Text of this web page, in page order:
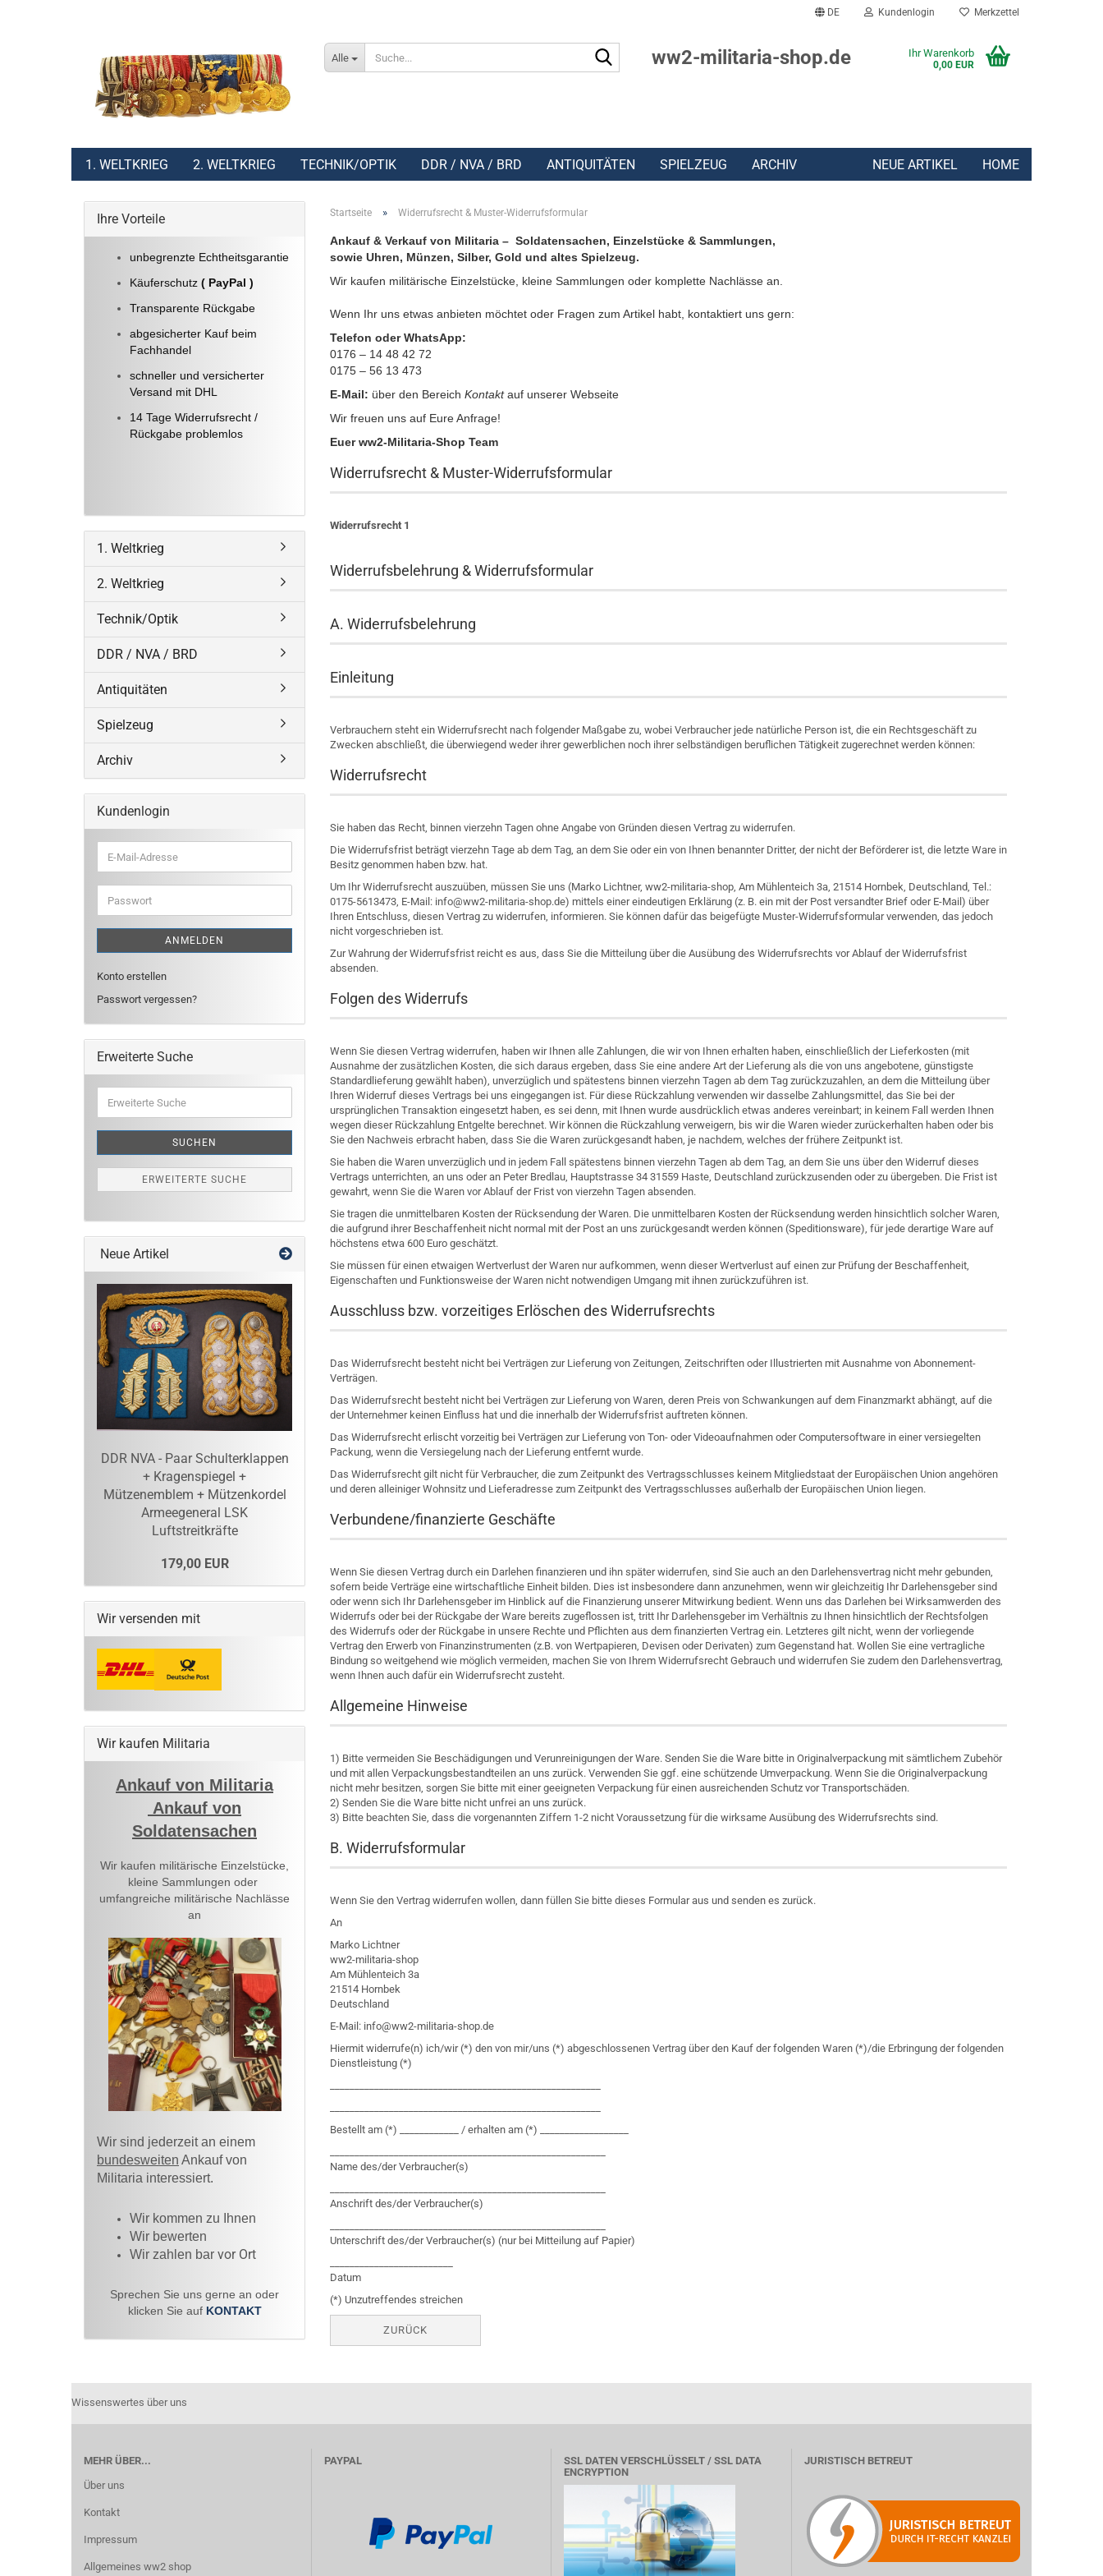
DE Kundenlogin Merkzettel
Alle ww2-militaria-shop.de Ihr Warenkorb
0,00 EUR
1. WELTKRIEG 2. WELTKRIEG TECHNIK/OPTIK DDR / NVA / BRD ANTIQUITÄTEN SPIELZEUG ARCHIV NEUE ARTIKEL HOME
Startseite » Widerrufsrecht & Muster-Widerrufsformular
Ankauf & Verkauf von Militaria – Soldatensachen, Einzelstücke & Sammlungen,
sowie Uhren, Münzen, Silber, Gold und altes Spielzeug.
Wir kaufen militärische Einzelstücke, kleine Sammlungen oder komplette Nachlässe an.
Wenn Ihr uns etwas anbieten möchtet oder Fragen zum Artikel habt, kontaktiert uns gern:
Telefon oder WhatsApp:
0176 – 14 48 42 72
0175 – 56 13 473
E-Mail: über den Bereich Kontakt auf unserer Webseite
Wir freuen uns auf Eure Anfrage!
Euer ww2-Militaria-Shop Team
Widerrufsrecht & Muster-Widerrufsformular
Widerrufsrecht 1
Widerrufsbelehrung & Widerrufsformular
A. Widerrufsbelehrung
Einleitung
Verbrauchern steht ein Widerrufsrecht nach folgender Maßgabe zu, wobei Verbraucher jede natürliche Person ist, die ein Rechtsgeschäft zu
Zwecken abschließt, die überwiegend weder ihrer gewerblichen noch ihrer selbständigen beruflichen Tätigkeit zugerechnet werden können:
Widerrufsrecht
Sie haben das Recht, binnen vierzehn Tagen ohne Angabe von Gründen diesen Vertrag zu widerrufen.
Die Widerrufsfrist beträgt vierzehn Tage ab dem Tag, an dem Sie oder ein von Ihnen benannter Dritter, der nicht der Beförderer ist, die letzte Ware in
Besitz genommen haben bzw. hat.
Um Ihr Widerrufsrecht auszuüben, müssen Sie uns (Marko Lichtner, ww2-militaria-shop, Am Mühlenteich 3a, 21514 Hornbek, Deutschland, Tel.:
0175-5613473, E-Mail: info@ww2-militaria-shop.de) mittels einer eindeutigen Erklärung (z. B. ein mit der Post versandter Brief oder E-Mail) über
Ihren Entschluss, diesen Vertrag zu widerrufen, informieren. Sie können dafür das beigefügte Muster-Widerrufsformular verwenden, das jedoch
nicht vorgeschrieben ist.
Zur Wahrung der Widerrufsfrist reicht es aus, dass Sie die Mitteilung über die Ausübung des Widerrufsrechts vor Ablauf der Widerrufsfrist
absenden.
Folgen des Widerrufs
Wenn Sie diesen Vertrag widerrufen, haben wir Ihnen alle Zahlungen, die wir von Ihnen erhalten haben, einschließlich der Lieferkosten (mit
Ausnahme der zusätzlichen Kosten, die sich daraus ergeben, dass Sie eine andere Art der Lieferung als die von uns angebotene, günstigste
Standardlieferung gewählt haben), unverzüglich und spätestens binnen vierzehn Tagen ab dem Tag zurückzuzahlen, an dem die Mitteilung über
Ihren Widerruf dieses Vertrags bei uns eingegangen ist. Für diese Rückzahlung verwenden wir dasselbe Zahlungsmittel, das Sie bei der
ursprünglichen Transaktion eingesetzt haben, es sei denn, mit Ihnen wurde ausdrücklich etwas anderes vereinbart; in keinem Fall werden Ihnen
wegen dieser Rückzahlung Entgelte berechnet. Wir können die Rückzahlung verweigern, bis wir die Waren wieder zurückerhalten haben oder bis
Sie den Nachweis erbracht haben, dass Sie die Waren zurückgesandt haben, je nachdem, welches der frühere Zeitpunkt ist.
Sie haben die Waren unverzüglich und in jedem Fall spätestens binnen vierzehn Tagen ab dem Tag, an dem Sie uns über den Widerruf dieses
Vertrags unterrichten, an uns oder an Peter Bredlau, Hauptstrasse 34 31559 Haste, Deutschland zurückzusenden oder zu übergeben. Die Frist ist
gewahrt, wenn Sie die Waren vor Ablauf der Frist von vierzehn Tagen absenden.
Sie tragen die unmittelbaren Kosten der Rücksendung der Waren. Die unmittelbaren Kosten der Rücksendung werden hinsichtlich solcher Waren,
die aufgrund ihrer Beschaffenheit nicht normal mit der Post an uns zurückgesandt werden können (Speditionsware), für jede derartige Ware auf
höchstens etwa 600 Euro geschätzt.
Sie müssen für einen etwaigen Wertverlust der Waren nur aufkommen, wenn dieser Wertverlust auf einen zur Prüfung der Beschaffenheit,
Eigenschaften und Funktionsweise der Waren nicht notwendigen Umgang mit ihnen zurückzuführen ist.
Ausschluss bzw. vorzeitiges Erlöschen des Widerrufsrechts
Das Widerrufsrecht besteht nicht bei Verträgen zur Lieferung von Zeitungen, Zeitschriften oder Illustrierten mit Ausnahme von Abonnement-
Verträgen.
Das Widerrufsrecht besteht nicht bei Verträgen zur Lieferung von Waren, deren Preis von Schwankungen auf dem Finanzmarkt abhängt, auf die
der Unternehmer keinen Einfluss hat und die innerhalb der Widerrufsfrist auftreten können.
Das Widerrufsrecht erlischt vorzeitig bei Verträgen zur Lieferung von Ton- oder Videoaufnahmen oder Computersoftware in einer versiegelten
Packung, wenn die Versiegelung nach der Lieferung entfernt wurde.
Das Widerrufsrecht gilt nicht für Verbraucher, die zum Zeitpunkt des Vertragsschlusses keinem Mitgliedstaat der Europäischen Union angehören
und deren alleiniger Wohnsitz und Lieferadresse zum Zeitpunkt des Vertragsschlusses außerhalb der Europäischen Union liegen.
Verbundene/finanzierte Geschäfte
Wenn Sie diesen Vertrag durch ein Darlehen finanzieren und ihn später widerrufen, sind Sie auch an den Darlehensvertrag nicht mehr gebunden,
sofern beide Verträge eine wirtschaftliche Einheit bilden. Dies ist insbesondere dann anzunehmen, wenn wir gleichzeitig Ihr Darlehensgeber sind
oder wenn sich Ihr Darlehensgeber im Hinblick auf die Finanzierung unserer Mitwirkung bedient. Wenn uns das Darlehen bei Wirksamwerden des
Widerrufs oder bei der Rückgabe der Ware bereits zugeflossen ist, tritt Ihr Darlehensgeber im Verhältnis zu Ihnen hinsichtlich der Rechtsfolgen
des Widerrufs oder der Rückgabe in unsere Rechte und Pflichten aus dem finanzierten Vertrag ein. Letzteres gilt nicht, wenn der vorliegende
Vertrag den Erwerb von Finanzinstrumenten (z.B. von Wertpapieren, Devisen oder Derivaten) zum Gegenstand hat. Wollen Sie eine vertragliche
Bindung so weitgehend wie möglich vermeiden, machen Sie von Ihrem Widerrufsrecht Gebrauch und widerrufen Sie zudem den Darlehensvertrag,
wenn Ihnen auch dafür ein Widerrufsrecht zusteht.
Allgemeine Hinweise
1) Bitte vermeiden Sie Beschädigungen und Verunreinigungen der Ware. Senden Sie die Ware bitte in Originalverpackung mit sämtlichem Zubehör
und mit allen Verpackungsbestandteilen an uns zurück. Verwenden Sie ggf. eine schützende Umverpackung. Wenn Sie die Originalverpackung
nicht mehr besitzen, sorgen Sie bitte mit einer geeigneten Verpackung für einen ausreichenden Schutz vor Transportschäden.
2) Senden Sie die Ware bitte nicht unfrei an uns zurück.
3) Bitte beachten Sie, dass die vorgenannten Ziffern 1-2 nicht Voraussetzung für die wirksame Ausübung des Widerrufsrechts sind.
B. Widerrufsformular
Wenn Sie den Vertrag widerrufen wollen, dann füllen Sie bitte dieses Formular aus und senden es zurück.
An
Marko Lichtner
ww2-militaria-shop
Am Mühlenteich 3a
21514 Hornbek
Deutschland
E-Mail: info@ww2-militaria-shop.de
Hiermit widerrufe(n) ich/wir (*) den von mir/uns (*) abgeschlossenen Vertrag über den Kauf der folgenden Waren (*)/die Erbringung der folgenden
Dienstleistung (*)
Bestellt am (*) ____________ / erhalten am (*) __________________
Name des/der Verbraucher(s)
Anschrift des/der Verbraucher(s)
Unterschrift des/der Verbraucher(s) (nur bei Mitteilung auf Papier)
Datum
(*) Unzutreffendes streichen
ZURÜCK
Ihre Vorteile
unbegrenzte Echtheitsgarantie
Käuferschutz ( PayPal )
Transparente Rückgabe
abgesicherter Kauf beim
Fachhandel
schneller und versicherter
Versand mit DHL
14 Tage Widerrufsrecht /
Rückgabe problemlos
1. Weltkrieg
2. Weltkrieg
Technik/Optik
DDR / NVA / BRD
Antiquitäten
Spielzeug
Archiv
Kundenlogin
E-
Mail-
Adresse
Passwort
ANMELDEN
Konto erstellen
Passwort vergessen?
Erweiterte Suche
Suche
SUCHEN
ERWEITERTE SUCHE
Neue Artikel
DDR NVA - Paar Schulterklappen
+ Kragenspiegel +
Mützenemblem + Mützenkordel
Armeegeneral LSK
Luftstreitkräfte
179,00 EUR
Wir versenden mit
Wir kaufen Militaria
Ankauf von Militaria
Ankauf von
Soldatensachen
Wir kaufen militärische Einzelstücke,
kleine Sammlungen oder
umfangreiche militärische Nachlässe
an
Wir sind jederzeit an einem
bundesweiten Ankauf von
Militaria interessiert.
Wir kommen zu Ihnen​
Wir bewerten
Wir zahlen bar vor Ort
Sprechen Sie uns gerne an oder
klicken Sie auf KONTAKT
Wissenswertes über uns
MEHR ÜBER...
Über uns
Kontakt
Impressum
Allgemeines ww2 shop
PAYPAL
SSL DATEN VERSCHLÜSSELT / SSL DATA
ENCRYPTION
JURISTISCH BETREUT